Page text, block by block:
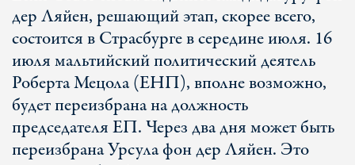
дер Ляйен, решающий этап, скорее всего,
состоится в Страсбурге в середине июля. 16
июля мальтийский политический деятель
Роберта Мецола (ЕНП), вполне возможно,
будет переизбрана на должность
председателя ЕП. Через два дня может быть
переизбрана Урсула фон дер Ляйен. Это